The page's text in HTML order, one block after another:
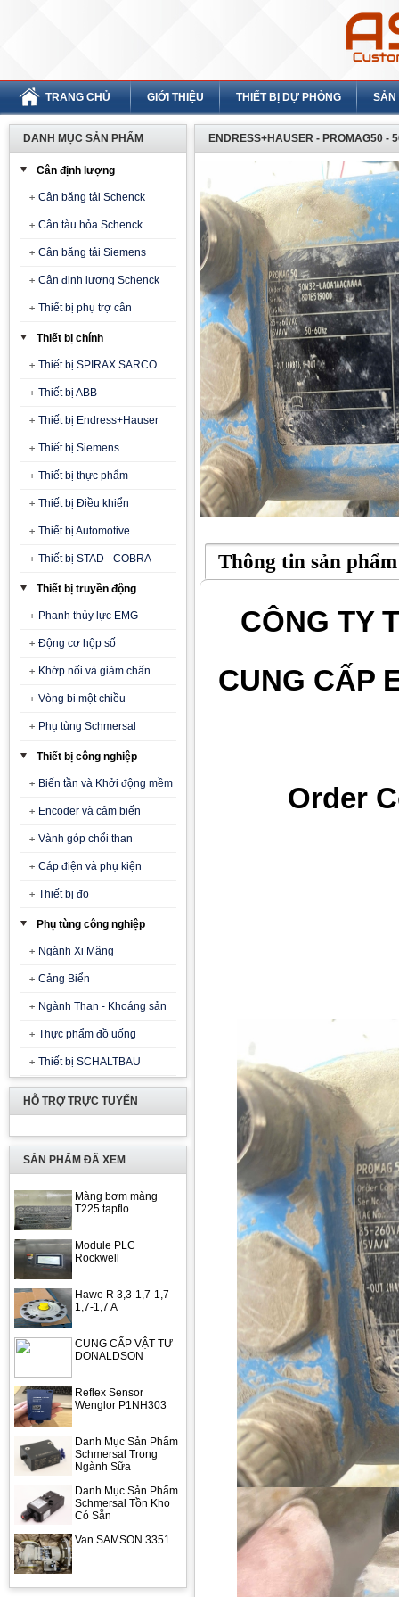
TRANG CHỦ GIỚI THIỆU THIẾT BỊ DỰ PHÒNG SẢN
DANH MỤC SẢN PHẨM
Cân định lượng
Cân băng tải Schenck
Cân tàu hỏa Schenck
Cân băng tải Siemens
Cân định lượng Schenck
Thiết bị phụ trợ cân
Thiết bị chính
Thiết bị SPIRAX SARCO
Thiết bị ABB
Thiết bị Endress+Hauser
Thiết bị Siemens
Thiết bị thực phẩm
Thiết bị Điều khiển
Thiết bị Automotive
Thiết bị STAD - COBRA
Thiết bị truyền động
Phanh thủy lực EMG
Động cơ hộp số
Khớp nối và giảm chấn
Vòng bi một chiều
Phụ tùng Schmersal
Thiết bị công nghiệp
Biến tần và Khởi động mềm
Encoder và cảm biến
Vành góp chổi than
Cáp điện và phụ kiện
Thiết bị đo
Phụ tùng công nghiệp
Ngành Xi Măng
Cảng Biển
Ngành Than - Khoáng sản
Thực phẩm đồ uống
Thiết bị SCHALTBAU
HỖ TRỢ TRỰC TUYẾN
SẢN PHẨM ĐÃ XEM
Màng bơm màng
T225 tapflo
Module PLC
Rockwell
Hawe R 3,3-1,7-1,7-
1,7-1,7 A
CUNG CẤP VẬT TƯ
DONALDSON
Reflex Sensor
Wenglor P1NH303
Danh Mục Sản Phẩm
Schmersal Trong
Ngành Sữa
Danh Mục Sản Phẩm
Schmersal Tồn Kho
Có Sẵn
Van SAMSON 3351
ENDRESS+HAUSER - PROMAG50 -
Thông tin sản phẩm
CÔNG TY
CUNG CẤP
Order